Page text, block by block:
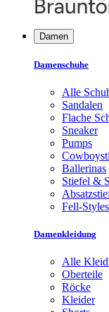
Damen
Damenschuhe
Alle
Sandalen
Flache
Sneaker
Pumps
Ballerinas
Stiefel &
Fell-
Damenkleidung
Alle
Oberteile
Röcke
Kleider